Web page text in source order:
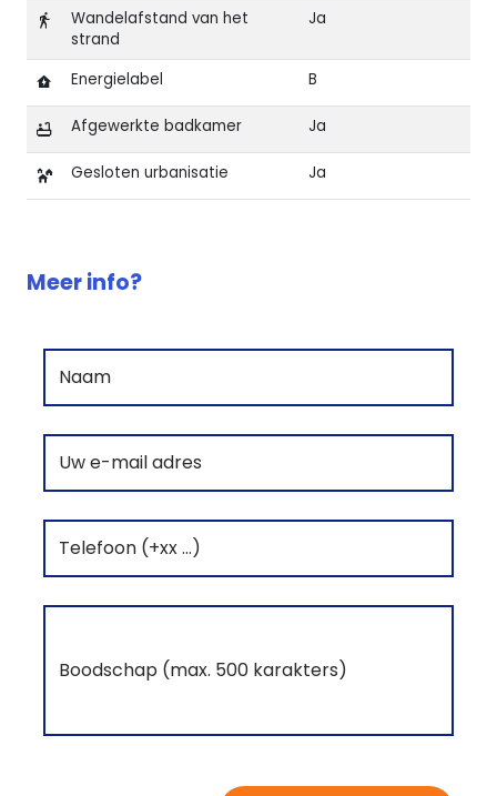
Wandelafstand van het
strand
Ja
Energielabel B
Afgewerkte badkamer Ja
Gesloten urbanisatie Ja
Meer info?